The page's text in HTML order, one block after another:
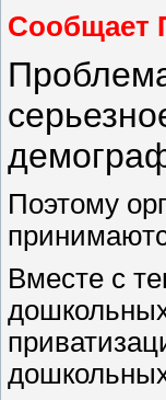
Сообщает
Поэтому
Вместе с